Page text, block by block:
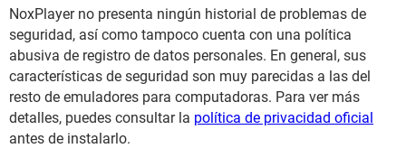
NoxPlayer no presenta ningún historial de problemas de
seguridad, así como tampoco cuenta con una política
abusiva de registro de datos personales. En general, sus
características de seguridad son muy parecidas a las del
resto de emuladores para computadoras. Para ver más
detalles, puedes consultar la política de privacidad oficial
antes de instalarlo.